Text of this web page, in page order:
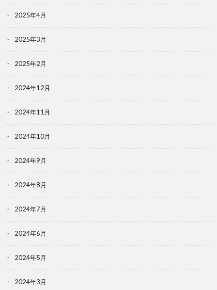
2025年4月
2025年3月
2025年2月
2024年12月
2024年11月
2024年10月
2024年9月
2024年8月
2024年7月
2024年6月
2024年5月
2024年3月